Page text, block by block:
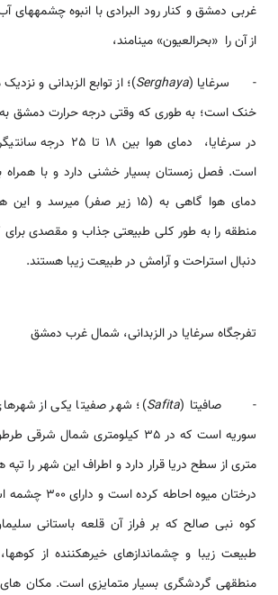
غربی دمشق و کنار رود البرادی با انبوه
از آن را «بحرالعیون» می­نامند،
- سرغايا (Serghaya)؛ از توابع الزبدانی و
خنک است؛ به طوری که وقتی درجه حرارت دمشق
در سرغایا، دمای هوا
است. فصل زمستان بسیار خشنی دارد و با همراه
دمای هوا گاهی به (15 زیر صفر)
منطقه را به طور کلی طبیعتی جذاب و مقصدی
دنبال استراحت و آرامش در طبیعت زیبا هستند.
تفرج­گاه سرغایا در الزبدانی، شمال غرب دمشق
- صافيتا (Safita)؛ شهر صفیتا یکی از
متری از سطح دریا قرار دارد و اطراف این شهر را
درختان میوه
کوه نبی صالح که بر فراز آن قلعه باستانی
طبیعت زیبا و چشم­اندازهای خیره­کننده از
منطقه­ی گردشگری بسیار متمایزی است. مکان های